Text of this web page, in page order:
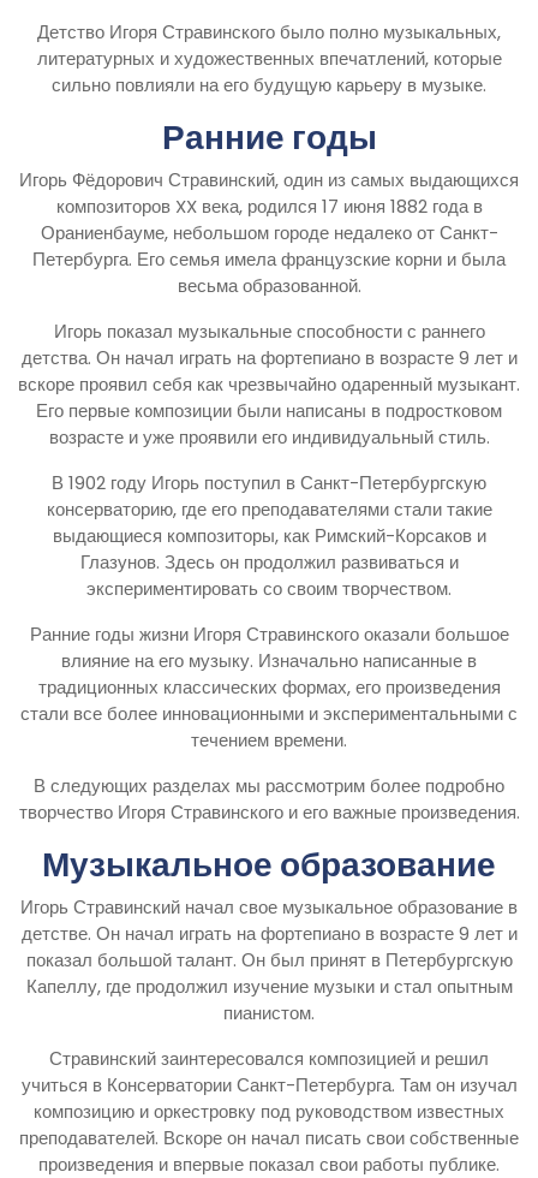
Детство Игоря Стравинского было полно музыкальных,
литературных и художественных впечатлений, которые
сильно повлияли на его будущую карьеру в музыке.
Ранние годы
Игорь Фёдорович Стравинский, один из самых выдающихся
композиторов XX века, родился 17 июня 1882 года в
Ораниенбауме, небольшом городе недалеко от Санкт-
Петербурга. Его семья имела французские корни и была
весьма образованной.
Игорь показал музыкальные способности с раннего
детства. Он начал играть на фортепиано в возрасте 9 лет и
вскоре проявил себя как чрезвычайно одаренный музыкант.
Его первые композиции были написаны в подростковом
возрасте и уже проявили его индивидуальный стиль.
В 1902 году Игорь поступил в Санкт-Петербургскую
консерваторию, где его преподавателями стали такие
выдающиеся композиторы, как Римский-Корсаков и
Глазунов. Здесь он продолжил развиваться и
экспериментировать со своим творчеством.
Ранние годы жизни Игоря Стравинского оказали большое
влияние на его музыку. Изначально написанные в
традиционных классических формах, его произведения
стали все более инновационными и экспериментальными с
течением времени.
В следующих разделах мы рассмотрим более подробно
творчество Игоря Стравинского и его важные произведения.
Музыкальное образование
Игорь Стравинский начал свое музыкальное образование в
детстве. Он начал играть на фортепиано в возрасте 9 лет и
показал большой талант. Он был принят в Петербургскую
Капеллу, где продолжил изучение музыки и стал опытным
пианистом.
Стравинский заинтересовался композицией и решил
учиться в Консерватории Санкт-Петербурга. Там он изучал
композицию и оркестровку под руководством известных
преподавателей. Вскоре он начал писать свои собственные
произведения и впервые показал свои работы публике.